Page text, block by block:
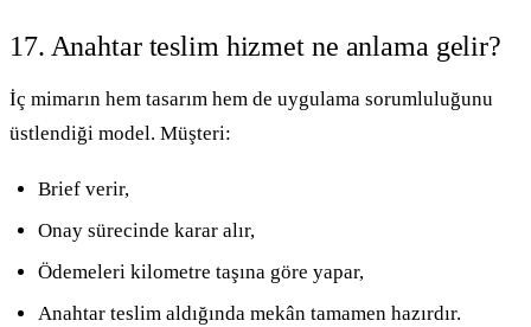
17. Anahtar teslim hizmet ne anlama gelir?
İç mimarın hem tasarım hem de uygulama sorumluluğunu
üstlendiği model. Müşteri:
Brief verir,
Onay sürecinde karar alır,
Ödemeleri kilometre taşına göre yapar,
Anahtar teslim aldığında mekân tamamen hazırdır.